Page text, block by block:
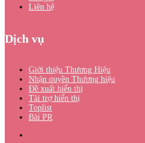
Liên hệ
Dịch vụ
Giới thiệu Thương Hiệu
Nhận quyền Thương hiệu
Đề xuất hiển thị
Tài trợ hiển thị
Toplist
Bài PR